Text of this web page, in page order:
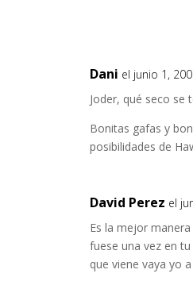
Dani el junio 1,
Joder, qué seco se
Bonitas gafas y
posibilidades de
David Perez el
Es la mejor
fuese una vez en
que viene vaya yo